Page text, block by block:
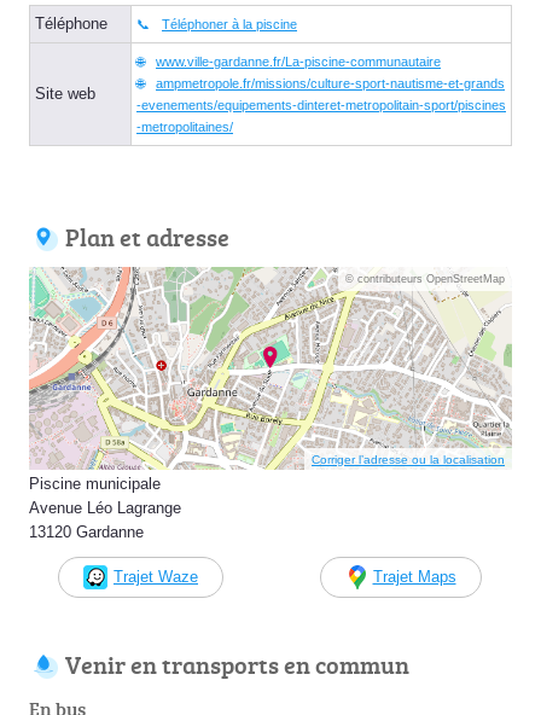
Téléphone Téléphoner à la piscine
Site web
www.ville-gardanne.fr/La-piscine-communautaire
ampmetropole.fr/missions/culture-sport-nautisme-et-grands
-evenements/equipements-dinteret-metropolitain-sport/piscines
-metropolitaines/
Plan et adresse
© contributeurs OpenStreetMap
Corriger l’adresse ou la localisation
Piscine municipale
Avenue Léo Lagrange
13120 Gardanne
Trajet Waze Trajet Maps
Venir en transports en commun
En bus